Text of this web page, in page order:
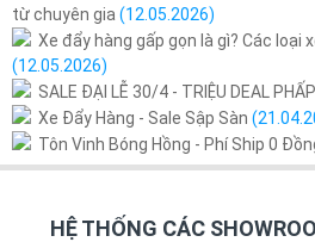
từ chuyên gia (12.05.2026)
Xe đẩy hàng gấp gọn là gì? Các loại
(12.05.2026)
SALE ĐẠI LỄ 30/4 - TRIỆU DEAL
Xe Đẩy Hàng - Sale Sập Sàn
Tôn Vinh Bóng Hồng - Phí Ship 0
HỆ THỐNG CÁC